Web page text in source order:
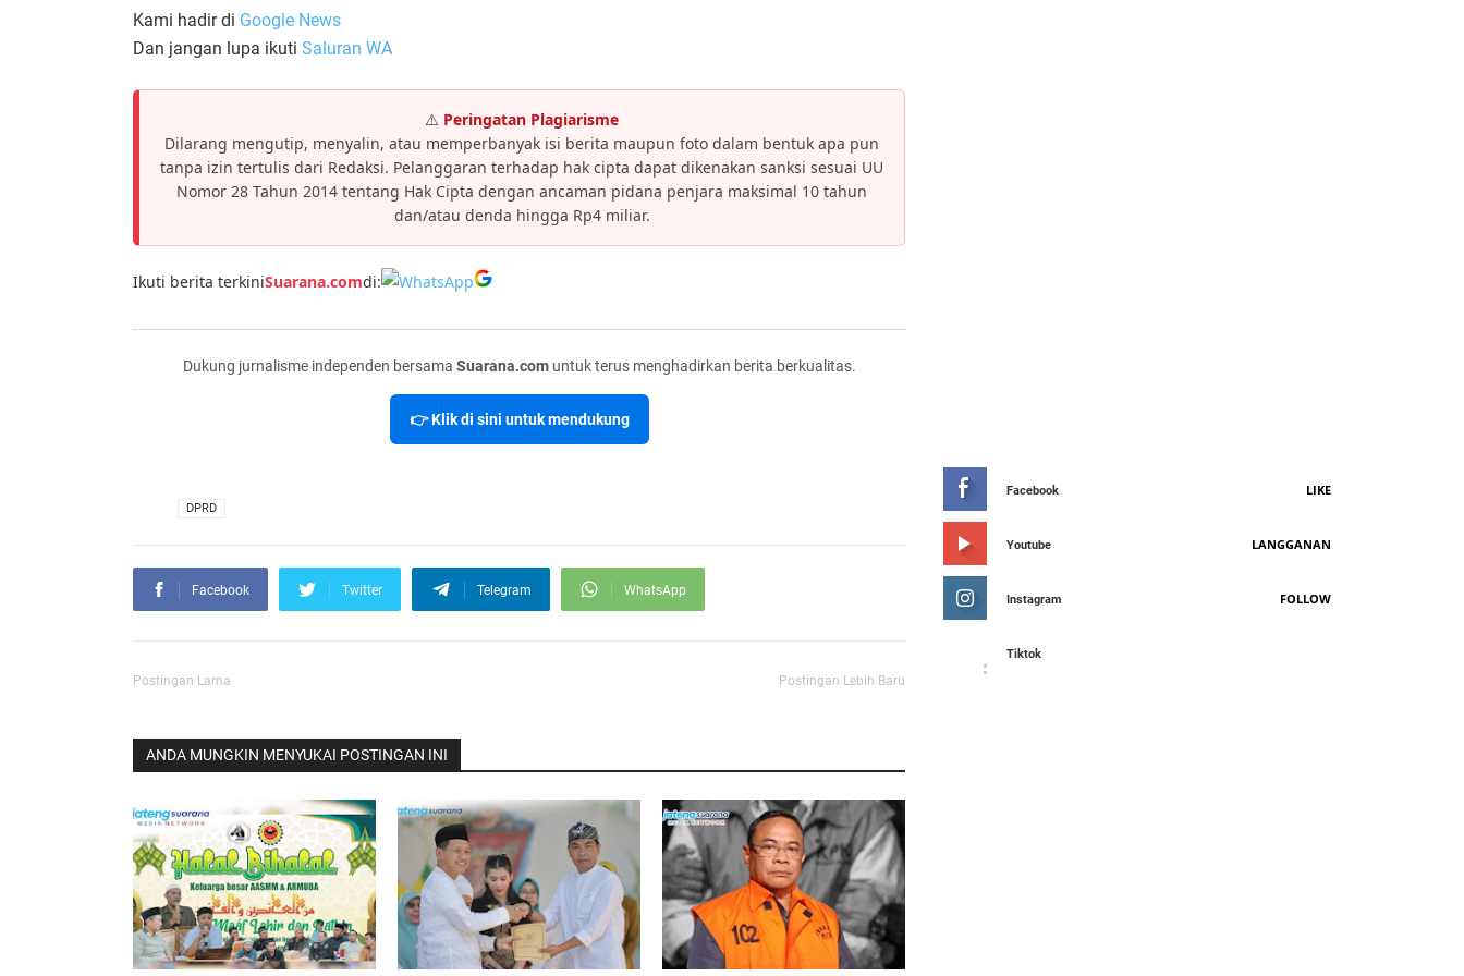
Kami hadir di Google News
Dan jangan lupa ikuti Saluran WA
⚠️ Peringatan Plagiarisme
Dilarang mengutip, menyalin, atau memperbanyak isi berita maupun foto dalam bentuk apa pun
tanpa izin tertulis dari Redaksi. Pelanggaran terhadap hak cipta dapat dikenakan sanksi sesuai UU
Nomor 28 Tahun 2014 tentang Hak Cipta dengan ancaman pidana penjara maksimal 10 tahun
dan/atau denda hingga Rp4 miliar.
Ikuti berita terkiniSuarana.comdi:
Dukung jurnalisme independen bersama Suarana.comuntuk terus menghadirkan berita berkualitas.
👉 Klik di sini untuk mendukung
DPRD
Facebook Twitter Telegram WhatsApp
Postingan Lama Postingan Lebih Baru
ANDA MUNGKIN MENYUKAI POSTINGAN INI
Facebook LIKE
Youtube LANGGANAN
Instagram FOLLOW
Tiktok